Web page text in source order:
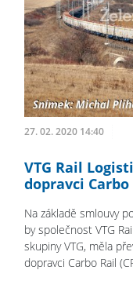
27. 02. 2020 14:40
VTG Rail
dopravci Carbo
Na základě smlouvy
by společnost VTG
skupiny VTG, měla
dopravci Carbo Rail